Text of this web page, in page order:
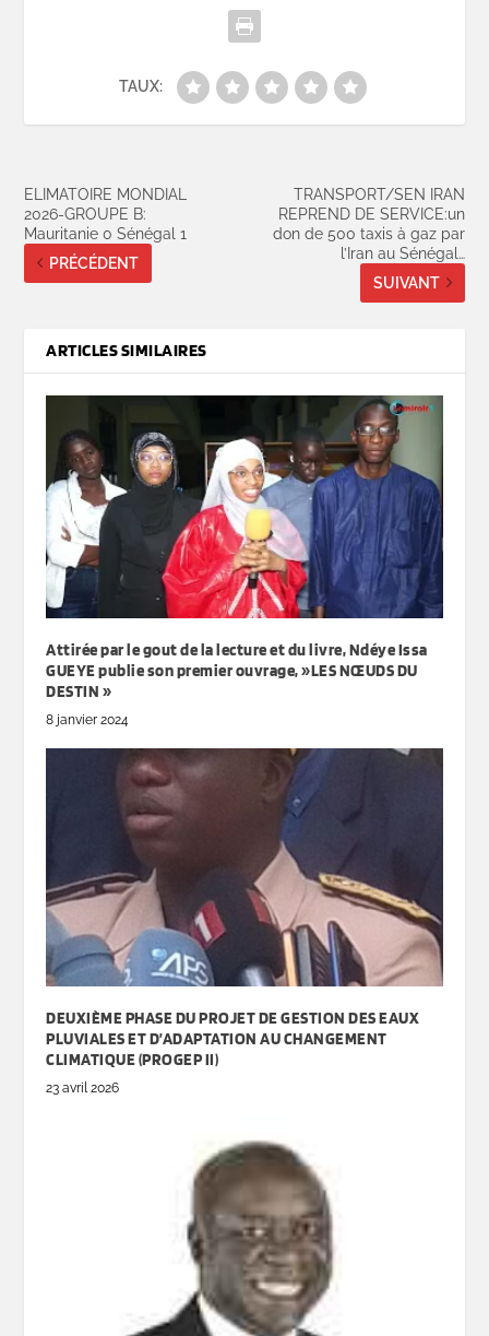
TAUX:
ELIMATOIRE MONDIAL
2026-GROUPE B:
Mauritanie 0 Sénégal 1
PRÉCÉDENT
TRANSPORT/SEN IRAN
REPREND DE SERVICE:un
don de 500 taxis à gaz par
l’Iran au Sénégal…
SUIVANT
ARTICLES SIMILAIRES
Attirée par le gout de la lecture et du livre, Ndéye Issa
GUEYE publie son premier ouvrage, »LES NŒUDS DU
DESTIN »
8 janvier 2024
DEUXIÈME PHASE DU PROJET DE GESTION DES EAUX
PLUVIALES ET D’ADAPTATION AU CHANGEMENT
CLIMATIQUE (PROGEP II)
23 avril 2026